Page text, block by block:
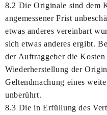
8.2 Die Originale sind dem
angemessener Frist
etwas anderes vereinbart
sich etwas anderes ergibt.
der Auftraggeber die
Wiederherstellung der
Geltendmachung eines
unberührt.
8.3 Die in Erfüllung des